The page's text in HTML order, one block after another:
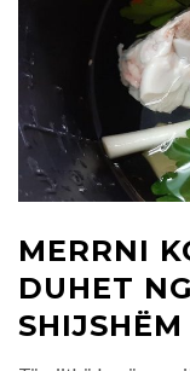
MERRNI
DUHET